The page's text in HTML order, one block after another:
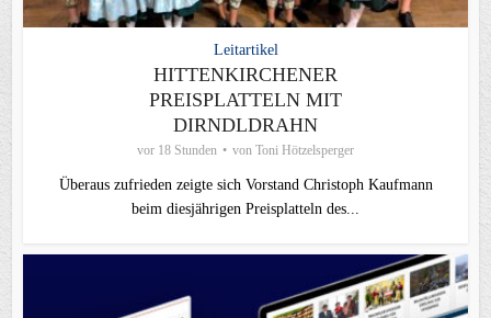
Leitartikel
HITTENKIRCHENER
PREISPLATTELN MIT
DIRNDLDRAHN
vor 18 Stunden von Toni Hötzelsperger
Überaus zufrieden zeigte sich Vorstand Christoph Kaufmann
beim diesjährigen Preisplatteln des...